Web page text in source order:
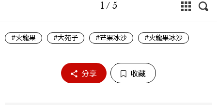
1 / 5
#火龍果 #大苑子 #芒果冰沙 #火龍果冰沙
分享 收藏